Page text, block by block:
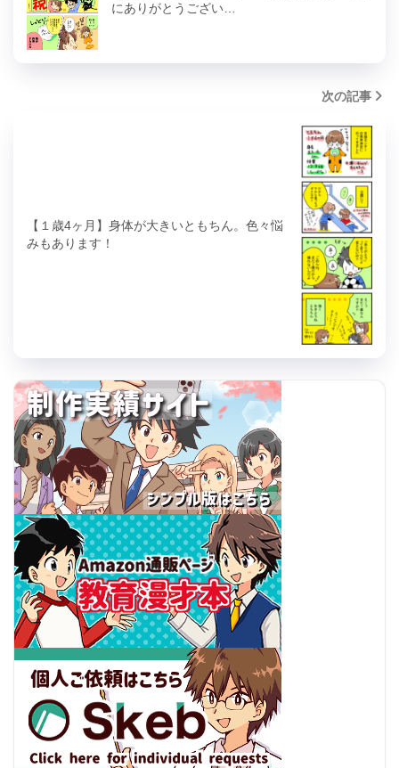
にありがとうござい…
次の記事
【１歳4ヶ月】身体が大きいともちん。色々悩
みもあります！